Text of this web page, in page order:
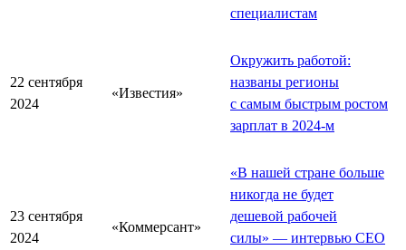
специалистам
22 сентября
2024
«Известия»
Окружить работой:
названы регионы
с самым быстрым ростом
зарплат в 2024-м
23 сентября
2024
«Коммерсант»
«В нашей стране больше
никогда не будет
дешевой рабочей
силы» — интервью СЕО